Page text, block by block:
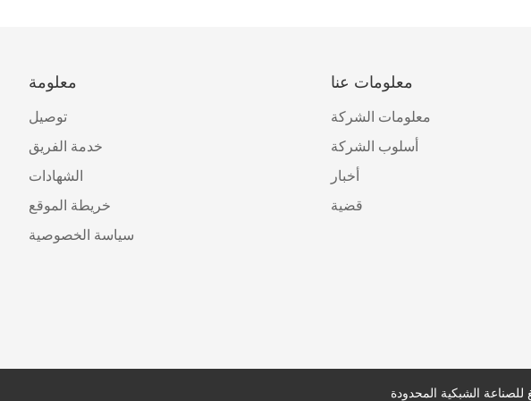
معلومة
توصيل
خدمة الفريق
الشهادات
خريطة الموقع
سياسة الخصوصية
معلومات عنا
معلومات الشركة
أسلوب الشركة
أخبار
قضية